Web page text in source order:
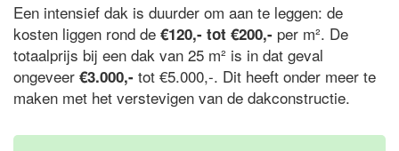
Een intensief dak is duurder om aan te leggen: de
kosten liggen rond de €120,- tot €200,- per m². De
totaalprijs bij een dak van 25 m² is in dat geval
ongeveer €3.000,- tot €5.000,-. Dit heeft onder meer te
maken met het verstevigen van de dakconstructie.